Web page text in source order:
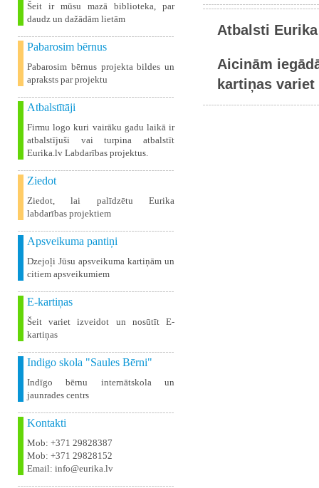
Šeit ir mūsu mazā biblioteka, par
daudz un dažādām lietām
Pabarosim bērnus
Pabarosim bērnus projekta bildes un
apraksts par projektu
Atbalstītāji
Firmu logo kuri vairāku gadu laikā ir
atbalstījuši vai turpina atbalstīt
Eurika.lv Labdarības projektus.
Ziedot
Ziedot, lai palīdzētu Eurika
labdarības projektiem
Apsveikuma pantiņi
Dzejoļi Jūsu apsveikuma kartiņām un
citiem apsveikumiem
E-kartiņas
Šeit variet izveidot un nosūtīt E-
kartiņas
Indigo skola "Saules Bērni"
Indīgo bērnu internātskola un
jaunrades centrs
Kontakti
Mob: +371 29828387
Mob: +371 29828152
Email: info@eurika.lv
Atbalsti
Aicinām
kartiņas variet